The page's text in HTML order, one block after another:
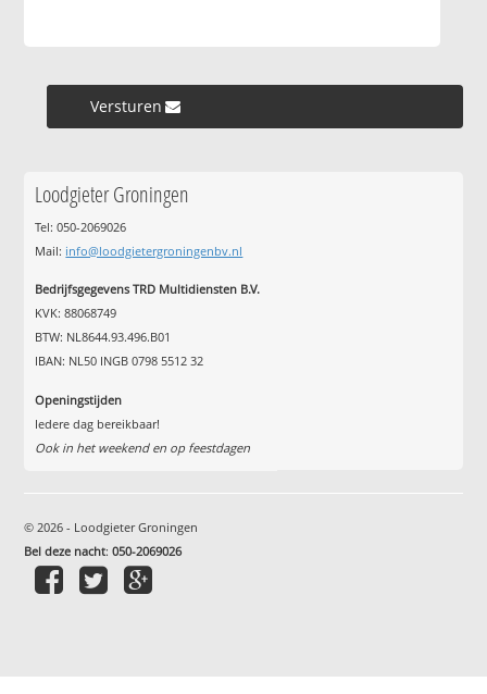
Versturen »
Loodgieter Groningen
Tel: 050-2069026
Mail: info@loodgietergroningenbv.nl
Bedrijfsgegevens TRD Multidiensten B.V.
KVK: 88068749
BTW: NL8644.93.496.B01
IBAN: NL50 INGB 0798 5512 32
Openingstijden
Iedere dag bereikbaar!
Ook in het weekend en op feestdagen
© 2026 - Loodgieter Groningen
Bel deze nacht:050-2069026